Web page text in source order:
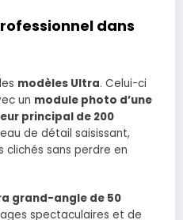
dans
modèles Ultra. Celui-ci
un module photo d’une
principal de 200
de détail saisissant,
sans perdre en
grand-angle de 50
spectaculaires et de